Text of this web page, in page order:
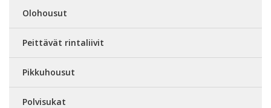
Olohousut
Peittävät rintaliivit
Pikkuhousut
Polvisukat